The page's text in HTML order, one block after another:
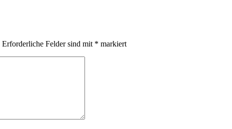
Erforderliche Felder sind mit * markiert